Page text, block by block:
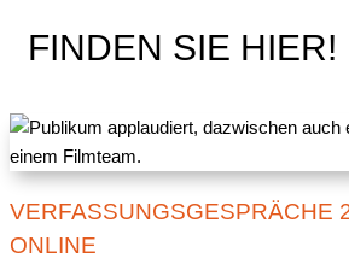
FINDEN SIE HIER!
VERFASSUNGSGESPRÄCHE
ONLINE